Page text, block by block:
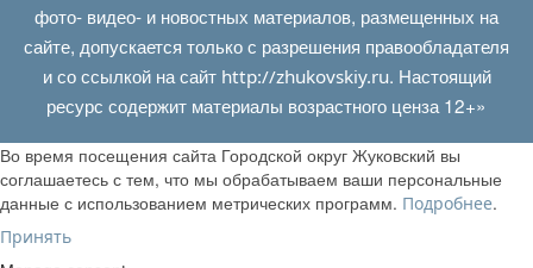
фото- видео- и новостных материалов, размещенных на
сайте, допускается только с разрешения правообладателя
и со ссылкой на сайт http://zhukovskiy.ru. Настоящий
ресурс содержит материалы возрастного ценза 12+»
Во время посещения сайта Городской округ Жуковский вы
соглашаетесь с тем, что мы обрабатываем ваши персональные
данные с использованием метрических программ. Подробнее.
Принять